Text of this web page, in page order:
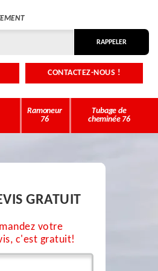
CONTACTEZ-NOUS !
Ramoneur
76
Tubage de
cheminée 76
GRATUIT
votre
c'est gratuit!